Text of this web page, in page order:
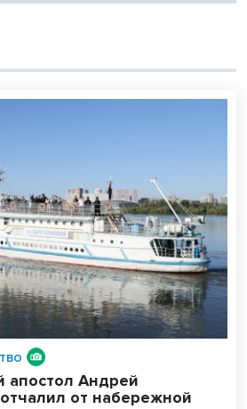
апостол Андрей
от набережной